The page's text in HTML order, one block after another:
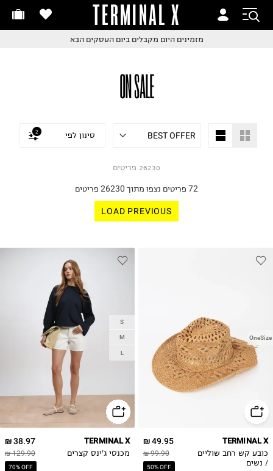
TERMINAL X
מזמינים היום מקבלים ביום העסקים הבא
ON SALE
סינון לפי 2
26230 פריטים
72 פריטים נצפו מתוך 26230 פריטים
LOAD PREVIOUS
OneSize
49.95 ₪
99.90 ₪
50% OFF
TERMINAL X
כובע קש רחב שוליים
/ נשים
S
M
L
38.97 ₪
129.90 ₪
70% OFF
TERMINAL X
מכנסי ג'ינס קצרים